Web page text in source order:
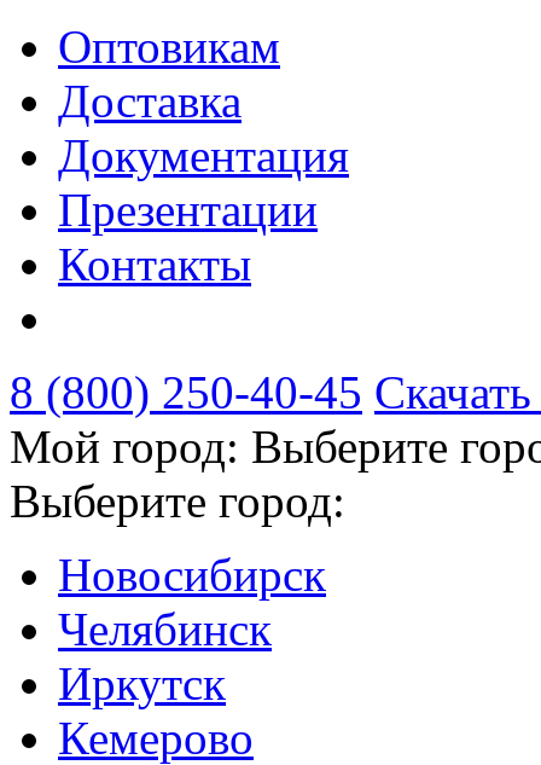
Оптовикам
Доставка
Документация
Презентации
Контакты
8 (800) 250-40-45
Мой город: Выберите
Выберите город:
Новосибирск
Челябинск
Иркутск
Кемерово